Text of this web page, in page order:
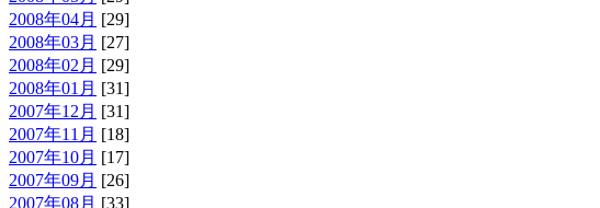
2008年04月 [29]
2008年03月 [27]
2008年02月 [29]
2008年01月 [31]
2007年12月 [31]
2007年11月 [18]
2007年10月 [17]
2007年09月 [26]
2007年08月 [33]